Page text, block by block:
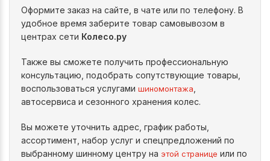
Оформите заказ на сайте, в чате или по телефону. В
удобное время заберите товар самовывозом в
центрах сети Колесо.ру
Также вы сможете получить профессиональную
консультацию, подобрать сопутствующие товары,
воспользоваться услугами шиномонтажа
автосервиса и сезонного хранения колес.
Вы можете уточнить адрес, график работы,
ассортимент, набор услуг и спецпредложений по
выбранному шинному центру на этой странице или по